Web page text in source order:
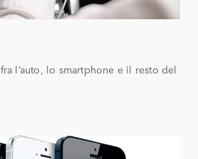
l’auto, lo smartphone e il resto del